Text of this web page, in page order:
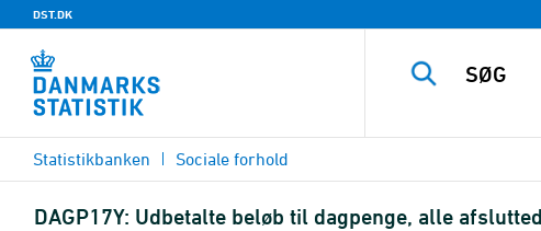
DST.DK
Statistikbanken Sociale forhold
DAGP17Y: Udbetalte beløb til dagpenge, alle